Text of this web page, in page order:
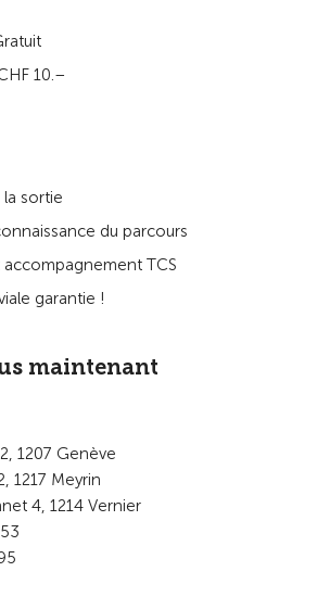
10.–
sortie
du parcours
TCS
garantie !
maintenant
1207 Genève
1217 Meyrin
4, 1214 Vernier